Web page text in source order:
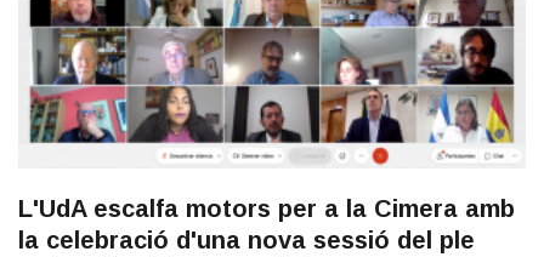
L'UdA escalfa motors per a la Cimera amb
la celebració d'una nova sessió del ple